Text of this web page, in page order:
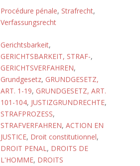
Procédure pénale, Strafrecht,
Verfassungsrecht
Gerichtsbarkeit,
GERICHTSBARKEIT, STRAF-,
GERICHTSVERFAHREN,
Grundgesetz, GRUNDGESETZ,
ART. 1-19, GRUNDGESETZ, ART.
101-104, JUSTIZGRUNDRECHTE,
STRAFPROZESS,
STRAFVERFAHREN, ACTION EN
JUSTICE, Droit constitutionnel,
DROIT PENAL, DROITS DE
L'HOMME, DROITS